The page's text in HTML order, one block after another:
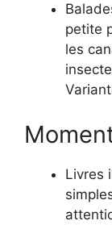
petite
les
Livres